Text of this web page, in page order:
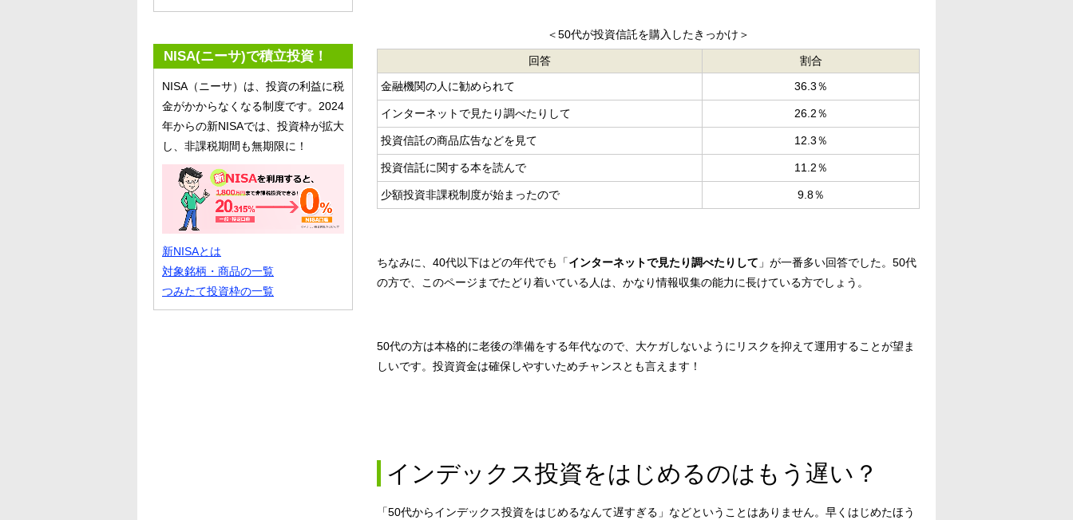
＜50代が投資信託を購入したきっかけ＞
回答
割合
金融機関の人に勧められて
36.3％
インターネットで見たり調べたりして 26.2％
投資信託の商品広告などを見て 12.3％
投資信託に関する本を読んで 11.2％
少額投資非課税制度が始まったので 9.8％
ちなみに、40代以下はどの年代でも「インターネットで見たり調べたりして 」が一番多い回答でした。50代
の方で、このページまでたどり着いている人は、かなり情報収集の能力に長けている方でしょう。
50代の方は本格的に老後の準備をする年代なので、大ケガしないようにリスクを抑えて運用することが望ま
しいです。投資資金は確保しやすいためチャンスとも言えます！
インデックス投資をはじめるのはもう遅い？
「50代からインデックス投資をはじめるなんて遅すぎる」などということはありません。早くはじめたほう
NISA(ニーサ)で積立投資！
NISA（ニーサ）は、投資の利益に税
金がかからなくなる制度です。2024
年からの新NISAでは、投資枠が拡大
し、非課税期間も無期限に！
新NISAとは
対象銘柄・商品の一覧
つみたて投資枠の一覧